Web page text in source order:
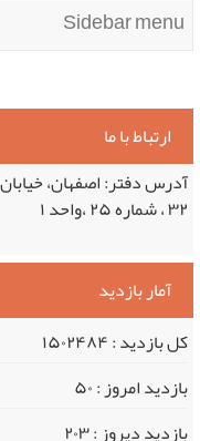
Sidebar menu
ارتباط با ما
آدرس دفتر: اصفهان،
۳۲ ، شماره ۲۵ ،واحد ۱
آمار بازدید
کل بازدید :۱۵۰۲۴۸۴
بازدید امروز :۵۰
بازدید دیروز :۲۰۳